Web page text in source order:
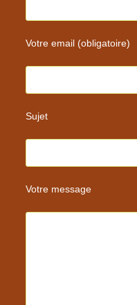
Votre email (obligatoire)
Sujet
Votre message